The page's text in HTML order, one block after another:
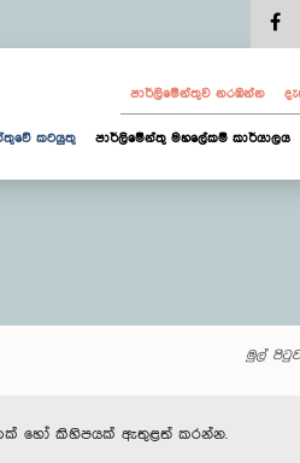
පාර්ලි‌මේන්තුව නරඹන්න
කටයුතු පාර්ලිමේන්තු මහලේකම් කාර්යාලය
මුල් පිටුව
හෝ කිහිපයක් ඇතුළත් කරන්න.